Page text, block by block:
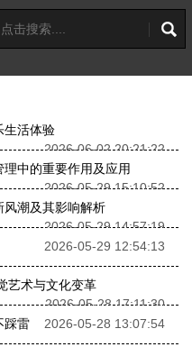
生活体验
2026-06-02 20:21:22
中的重要作用及应用
2026-05-29 15:10:52
风潮及其影响解析
2026-05-29 14:57:19
2026-05-29 12:54:13
艺术与文化变革
2026-05-28 17:11:30
踩雷
2026-05-28 13:07:54